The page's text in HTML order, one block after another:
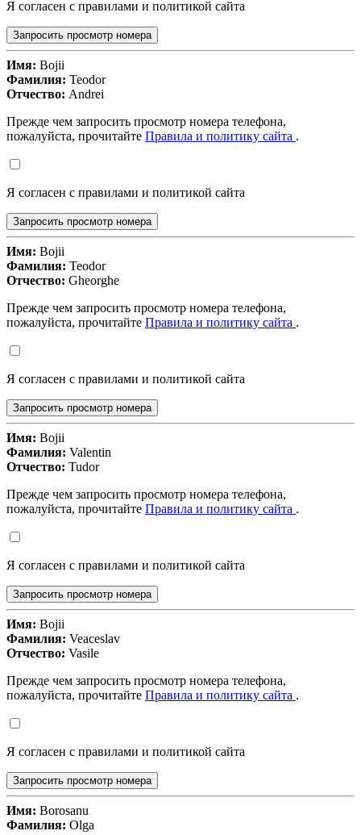
Я согласен с правилами и политикой сайта
Запросить просмотр номера
Имя: Bojii
Фамилия: Teodor
Отчество: Andrei
Прежде чем запросить просмотр номера телефона,
пожалуйста, прочитайте Правила и политику сайта .
Я согласен с правилами и политикой сайта
Запросить просмотр номера
Имя: Bojii
Фамилия: Teodor
Отчество: Gheorghe
Прежде чем запросить просмотр номера телефона,
пожалуйста, прочитайте Правила и политику сайта .
Я согласен с правилами и политикой сайта
Запросить просмотр номера
Имя: Bojii
Фамилия: Valentin
Отчество: Tudor
Прежде чем запросить просмотр номера телефона,
пожалуйста, прочитайте Правила и политику сайта .
Я согласен с правилами и политикой сайта
Запросить просмотр номера
Имя: Bojii
Фамилия: Veaceslav
Отчество: Vasile
Прежде чем запросить просмотр номера телефона,
пожалуйста, прочитайте Правила и политику сайта .
Я согласен с правилами и политикой сайта
Запросить просмотр номера
Имя: Borosanu
Фамилия: Olga